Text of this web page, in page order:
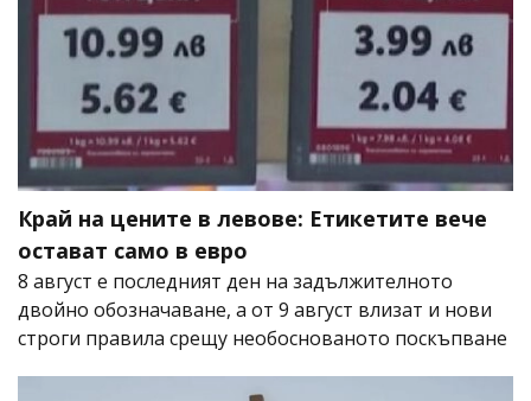
Край на цените в левове: Етикетите вече
остават само в евро
8 август е последният ден на задължителното
двойно обозначаване, а от 9 август влизат и нови
строги правила срещу необоснованото поскъпване